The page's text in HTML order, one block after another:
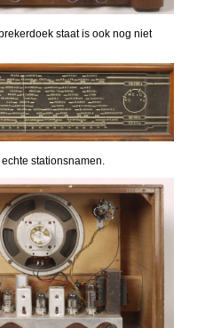
staat is ook nog niet
stationsnamen.